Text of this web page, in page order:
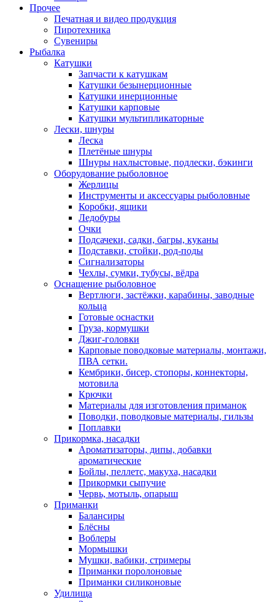
Прочее
Печатная и видео продукция
Пиротехника
Сувениры
Рыбалка
Катушки
Запчасти к катушкам
Катушки безынерционные
Катушки инерционные
Катушки карповые
Катушки мультипликаторные
Лески, шнуры
Леска
Плетёные шнуры
Шнуры нахлыстовые, подлески, бэкинги
Оборудование рыболовное
Жерлицы
Инструменты и аксессуары рыболовные
Коробки, ящики
Ледобуры
Очки
Подсачеки, садки, багры, куканы
Подставки, стойки, род-поды
Сигнализаторы
Чехлы, сумки, тубусы, вёдра
Оснащение рыболовное
Вертлюги, застёжки, карабины, заводные
кольца
Готовые оснастки
Груза, кормушки
Джиг-головки
Карповые поводковые материалы, монтажи,
ПВА сетки.
Кембрики, бисер, стопоры, коннекторы,
мотовила
Крючки
Материалы для изготовления приманок
Поводки, поводковые материалы, гильзы
Поплавки
Прикормка, насадки
Ароматизаторы, дипы, добавки
ароматические
Бойлы, пеллетс, макуха, насадки
Прикормки сыпучие
Червь, мотыль, опарыш
Приманки
Балансиры
Блёсны
Воблеры
Мормышки
Мушки, вабики, стримеры
Приманки поролоновые
Приманки силиконовые
Удилища